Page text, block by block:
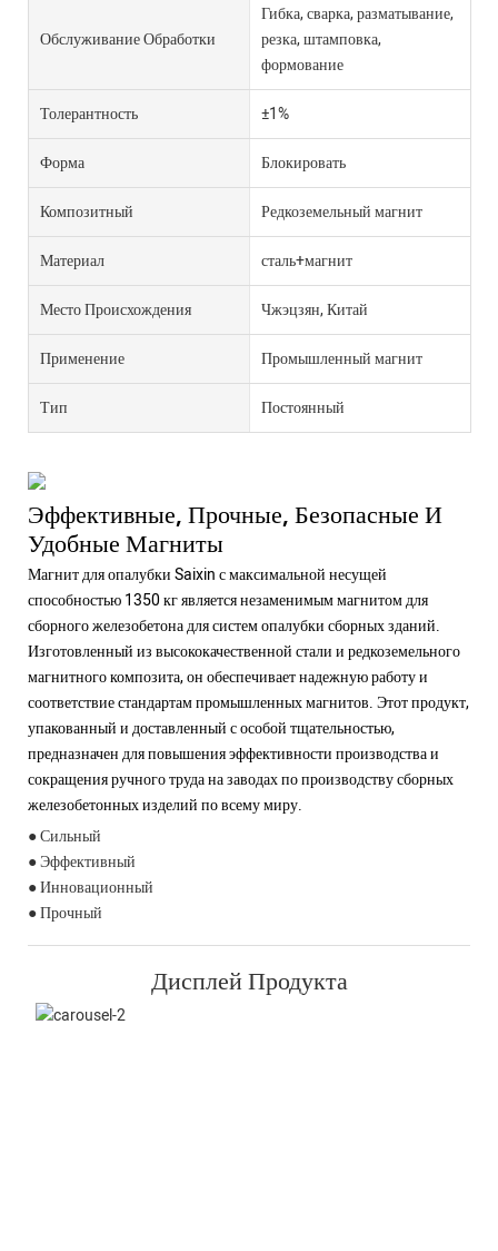
Обслуживание Обработки
Гибка, сварка, разматывание,
резка, штамповка,
формование
Толерантность ±1%
Форма Блокировать
Композитный Редкоземельный магнит
Материал сталь+магнит
Место Происхождения Чжэцзян, Китай
Применение Промышленный магнит
Тип Постоянный
Эффективные, Прочные, Безопасные И
Удобные Магниты
Магнит для опалубки Saixin с максимальной несущей
способностью 1350 кг является незаменимым магнитом для
сборного железобетона для систем опалубки сборных зданий.
Изготовленный из высококачественной стали и редкоземельного
магнитного композита, он обеспечивает надежную работу и
соответствие стандартам промышленных магнитов. Этот продукт,
упакованный и доставленный с особой тщательностью,
предназначен для повышения эффективности производства и
сокращения ручного труда на заводах по производству сборных
железобетонных изделий по всему миру.
● Сильный
● Эффективный
● Инновационный
● Прочный
Дисплей Продукта